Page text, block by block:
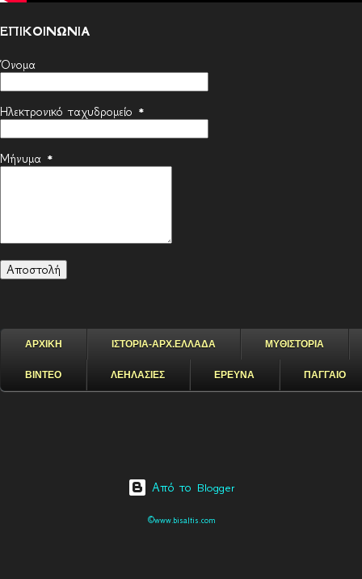
ΕΠΙΚΟΙΝΩΝΙΑ
Όνομα
Ηλεκτρονικό ταχυδρομείο *
Μήνυμα *
ΑΡΧΙΚΗ ΙΣΤΟΡΙΑ-ΑΡΧ.ΕΛΛΑΔΑ ΜΥΘΙΣΤΟΡΙΑ
ΒΙΝΤΕΟ ΛΕΗΛΑΣΙΕΣ ΕΡΕΥΝΑ ΠΑΓΓΑΙΟ
Από το Blogger
©www.bisaltis.com